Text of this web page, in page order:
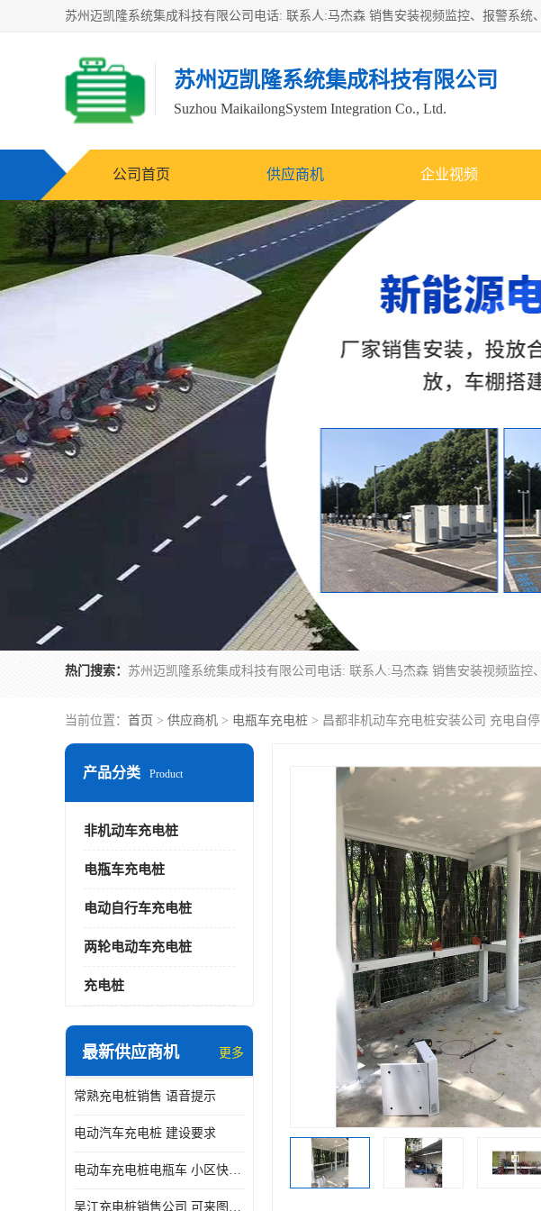
苏州迈凯隆系统集成科技有限公司
Suzhou MaikailongSystem Integration Co., Ltd.
公司首页 供应商机 企业视频
热门搜索：
当前位置： 首页 > 供应商机 > 电瓶车充电桩 > 昌都非机动车充电桩安装公司 充电自停
产品分类 Product
非机动车充电桩
电瓶车充电桩
电动自行车充电桩
两轮电动车充电桩
充电桩
最新供应商机 更多
常熟充电桩销售 语音提示
电动汽车充电桩 建设要求
电动车充电桩电瓶车 小区快速电动自行车充电站
吴江充电桩销售公司 可来图定制